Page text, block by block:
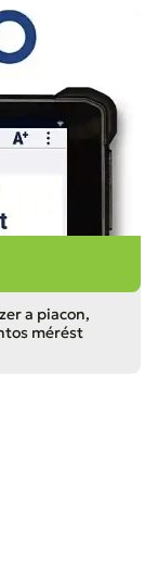
a piacon,
mérést